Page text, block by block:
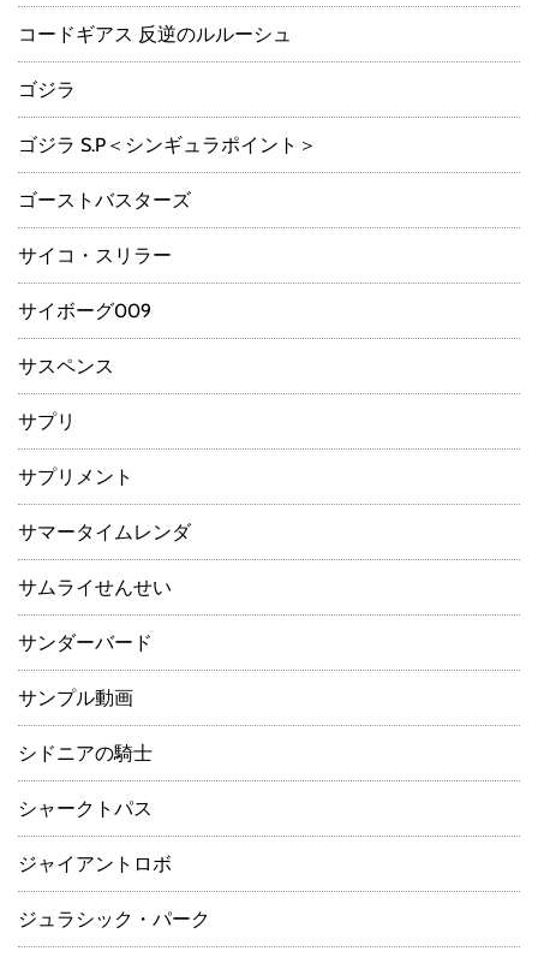
コードギアス 反逆のルルーシュ
ゴジラ
ゴジラ S.P＜シンギュラポイント＞
ゴーストバスターズ
サイコ・スリラー
サイボーグ009
サスペンス
サプリ
サプリメント
サマータイムレンダ
サムライせんせい
サンダーバード
サンプル動画
シドニアの騎士
シャークトパス
ジャイアントロボ
ジュラシック・パーク